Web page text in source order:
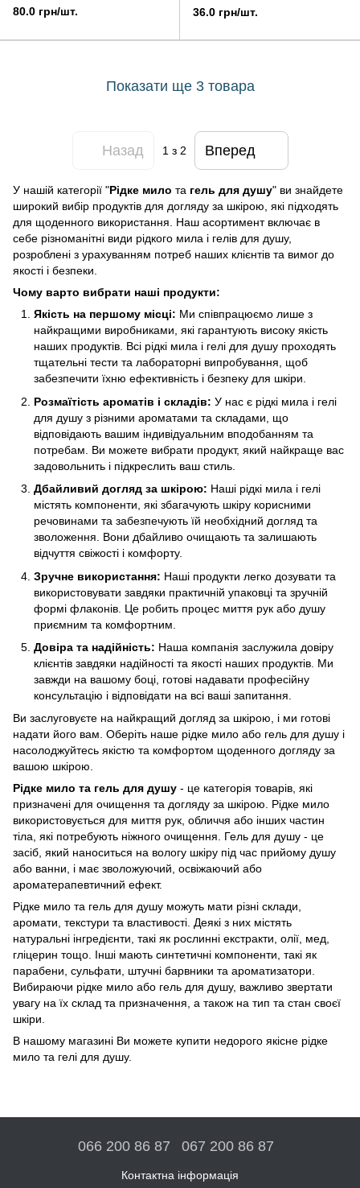
80.0 грн/шт. 36.0 грн/шт.
Показати ще 3 товара
Назад 1з 2 Вперед
У нашій категорії "Рідке мило та гель для душу" ви знайдете
широкий вибір продуктів для догляду за шкірою, які підходять
для щоденного використання. Наш асортимент включає в
себе різноманітні види рідкого мила і гелів для душу,
розроблені з урахуванням потреб наших клієнтів та вимог до
якості і безпеки.
Чому варто вибрати наші продукти:
Якість на першому місці: Ми співпрацюємо лише з
найкращими виробниками, які гарантують високу якість
наших продуктів. Всі рідкі мила і гелі для душу проходять
тщательні тести та лабораторні випробування, щоб
забезпечити їхню ефективність і безпеку для шкіри.
Розмаїтість ароматів і складів: У нас є рідкі мила і гелі
для душу з різними ароматами та складами, що
відповідають вашим індивідуальним вподобанням та
потребам. Ви можете вибрати продукт, який найкраще вас
задовольнить і підкреслить ваш стиль.
Дбайливий догляд за шкірою: Наші рідкі мила і гелі
містять компоненти, які збагачують шкіру корисними
речовинами та забезпечують їй необхідний догляд та
зволоження. Вони дбайливо очищають та залишають
відчуття свіжості і комфорту.
Зручне використання: Наші продукти легко дозувати та
використовувати завдяки практичній упаковці та зручній
формі флаконів. Це робить процес миття рук або душу
приємним та комфортним.
Довіра та надійність: Наша компанія заслужила довіру
клієнтів завдяки надійності та якості наших продуктів. Ми
завжди на вашому боці, готові надавати професійну
консультацію і відповідати на всі ваші запитання.
Ви заслуговуєте на найкращий догляд за шкірою, і ми готові
надати його вам. Оберіть наше рідке мило або гель для душу і
насолоджуйтесь якістю та комфортом щоденного догляду за
вашою шкірою.
Рідке мило та гель для душу - це категорія товарів, які
призначені для очищення та догляду за шкірою. Рідке мило
використовується для миття рук, обличчя або інших частин
тіла, які потребують ніжного очищення. Гель для душу - це
засіб, який наноситься на вологу шкіру під час прийому душу
або ванни, і має зволожуючий, освіжаючий або
ароматерапевтичний ефект.
Рідке мило та гель для душу можуть мати різні склади,
аромати, текстури та властивості. Деякі з них містять
натуральні інгредієнти, такі як рослинні екстракти, олії, мед,
гліцерин тощо. Інші мають синтетичні компоненти, такі як
парабени, сульфати, штучні барвники та ароматизатори.
Вибираючи рідке мило або гель для душу, важливо звертати
увагу на їх склад та призначення, а також на тип та стан своєї
шкіри.
В нашому магазині Ви можете купити недорого якісне рідке
мило та гелі для душу.
066 200 86 87 067 200 86 87
Контактна інформація